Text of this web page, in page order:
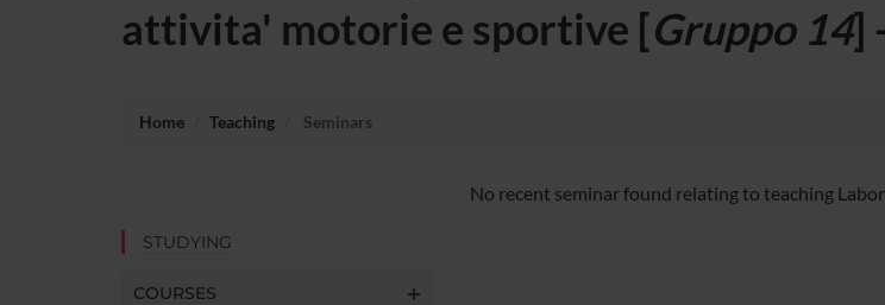
attivita' motorie e sportive [Gruppo 14]
Home Teaching Seminars
STUDYING
COURSES
No recent seminar found relating to teaching